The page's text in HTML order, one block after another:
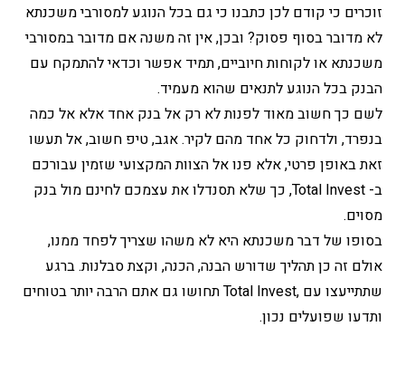
זוכרים כי קודם לכן כתבנו כי גם בכל הנוגע למסורבי משכנתא
לא מדובר בסוף פסוק? ובכן, אין זה משנה אם מדובר במסורבי
משכנתא או לקוחות חיוביים, תמיד אפשר וכדאי להתמקח עם
הבנק בכל הנוגע לתנאים שהוא מעמיד.
לשם כך חשוב מאוד לפנות לא רק אל בנק אחד אלא אל כמה
בנפרד, ולדחוק כל אחד מהם לקיר. אגב, טיפ חשוב, אל תעשו
זאת באופן פרטי, אלא פנו אל הצוות המקצועי שזמין עבורכם
ב- Total Invest, כך שלא תסנדלו את עצמכם לחינם מול בנק
מסוים.
בסופו של דבר משכנתא היא לא משהו שצריך לפחד ממנו,
אולם זה כן תהליך שדורש הבנה, הכנה, וקצת סבלנות. ברגע
שתתייעצו עם ,Total Invest תחושו גם אתם הרבה יותר בטוחים
ותדעו שפועלים נכון.